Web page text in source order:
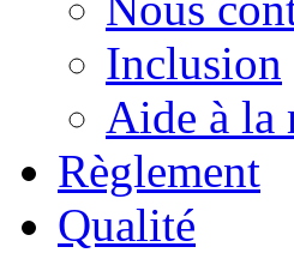
Inclusion
Aide à la
Règlement
Qualité